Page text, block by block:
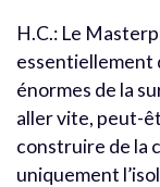
H.C.: Le
essentiellement
énormes de la
aller vite, peut-
construire de la
uniquement